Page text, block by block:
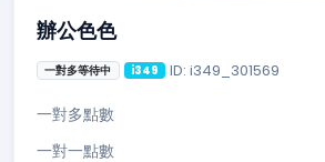
辦公色色
一對多等待中 i349 ID: i349_301569
一對多點數
一對一點數